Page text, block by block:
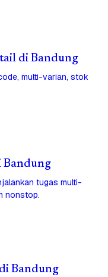
di Bandung
multi-varian, stok
Bandung
tugas multi-
nonstop.
Bandung